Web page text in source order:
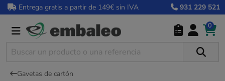
Entrega gratis a partir de 149€ sin IVA 931 229 521
0
Gavetas de cartón